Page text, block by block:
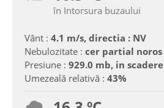
în Intorsura buzaului
Vânt : 4.1 m/s, directia : NV
Nebulozitate : cer partial noros
Presiune : 929.0 mb, in scadere
Umezeală relativă : 43%